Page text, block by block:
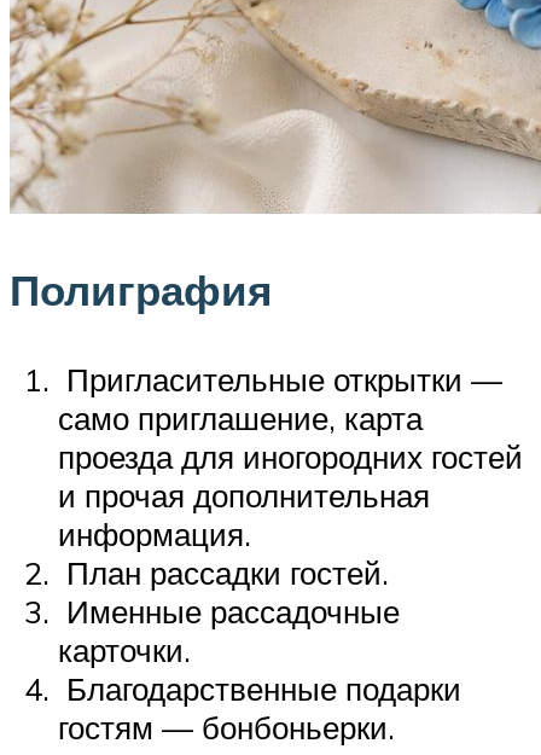
Полиграфия
Пригласительные открытки —
само приглашение, карта
проезда для иногородних гостей
и прочая дополнительная
информация.
План рассадки гостей.
Именные рассадочные
карточки.
Благодарственные подарки
гостям — бонбоньерки.